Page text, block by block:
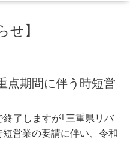
せ】
点期間に伴う時短営
了しますが｢三重県リバ
短営業の要請に伴い、 令和